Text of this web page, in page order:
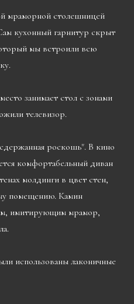
мраморной столешницей
кухонный гарнитур скрыт
мы встроили всю
занимает стол с зонами
телевизор.
роскошь". В кино
комфортабельный диван
молдинги в цвет стен,
помещению. Камин
имитирующим мрамор,
использованы лаконичные